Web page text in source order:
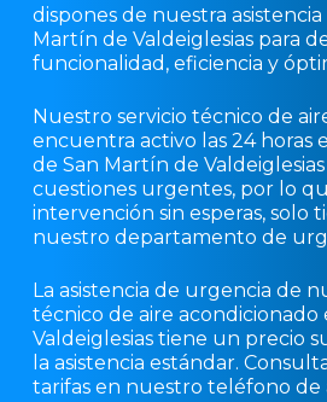
dispones de nuestra
Martín de Valdeiglesias para
funcionalidad, eficiencia y
Nuestro servicio técnico de
encuentra activo las 24
de San Martín de
cuestiones urgentes, por lo
intervención sin esperas, solo
nuestro departamento de
La asistencia de urgencia de
técnico de aire acondicionado
Valdeiglesias tiene un precio
la asistencia estándar.
tarifas en nuestro teléfono de